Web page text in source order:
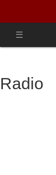
Radio